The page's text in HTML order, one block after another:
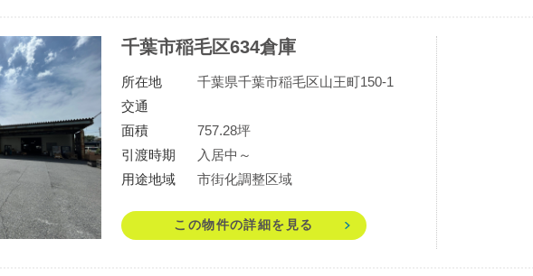
千葉市稲毛区634倉庫
所在地
千葉県千葉市稲毛区山王町150-1
交通
面積
757.28坪
引渡時期
入居中～
用途地域
市街化調整区域
この物件の詳細を見る